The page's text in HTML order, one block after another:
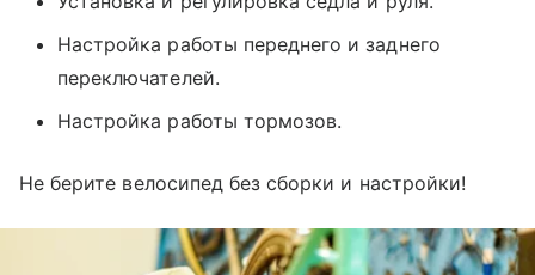
Настройка работы переднего и заднего
переключателей.
Настройка работы тормозов.
Не берите велосипед без сборки и настройки!